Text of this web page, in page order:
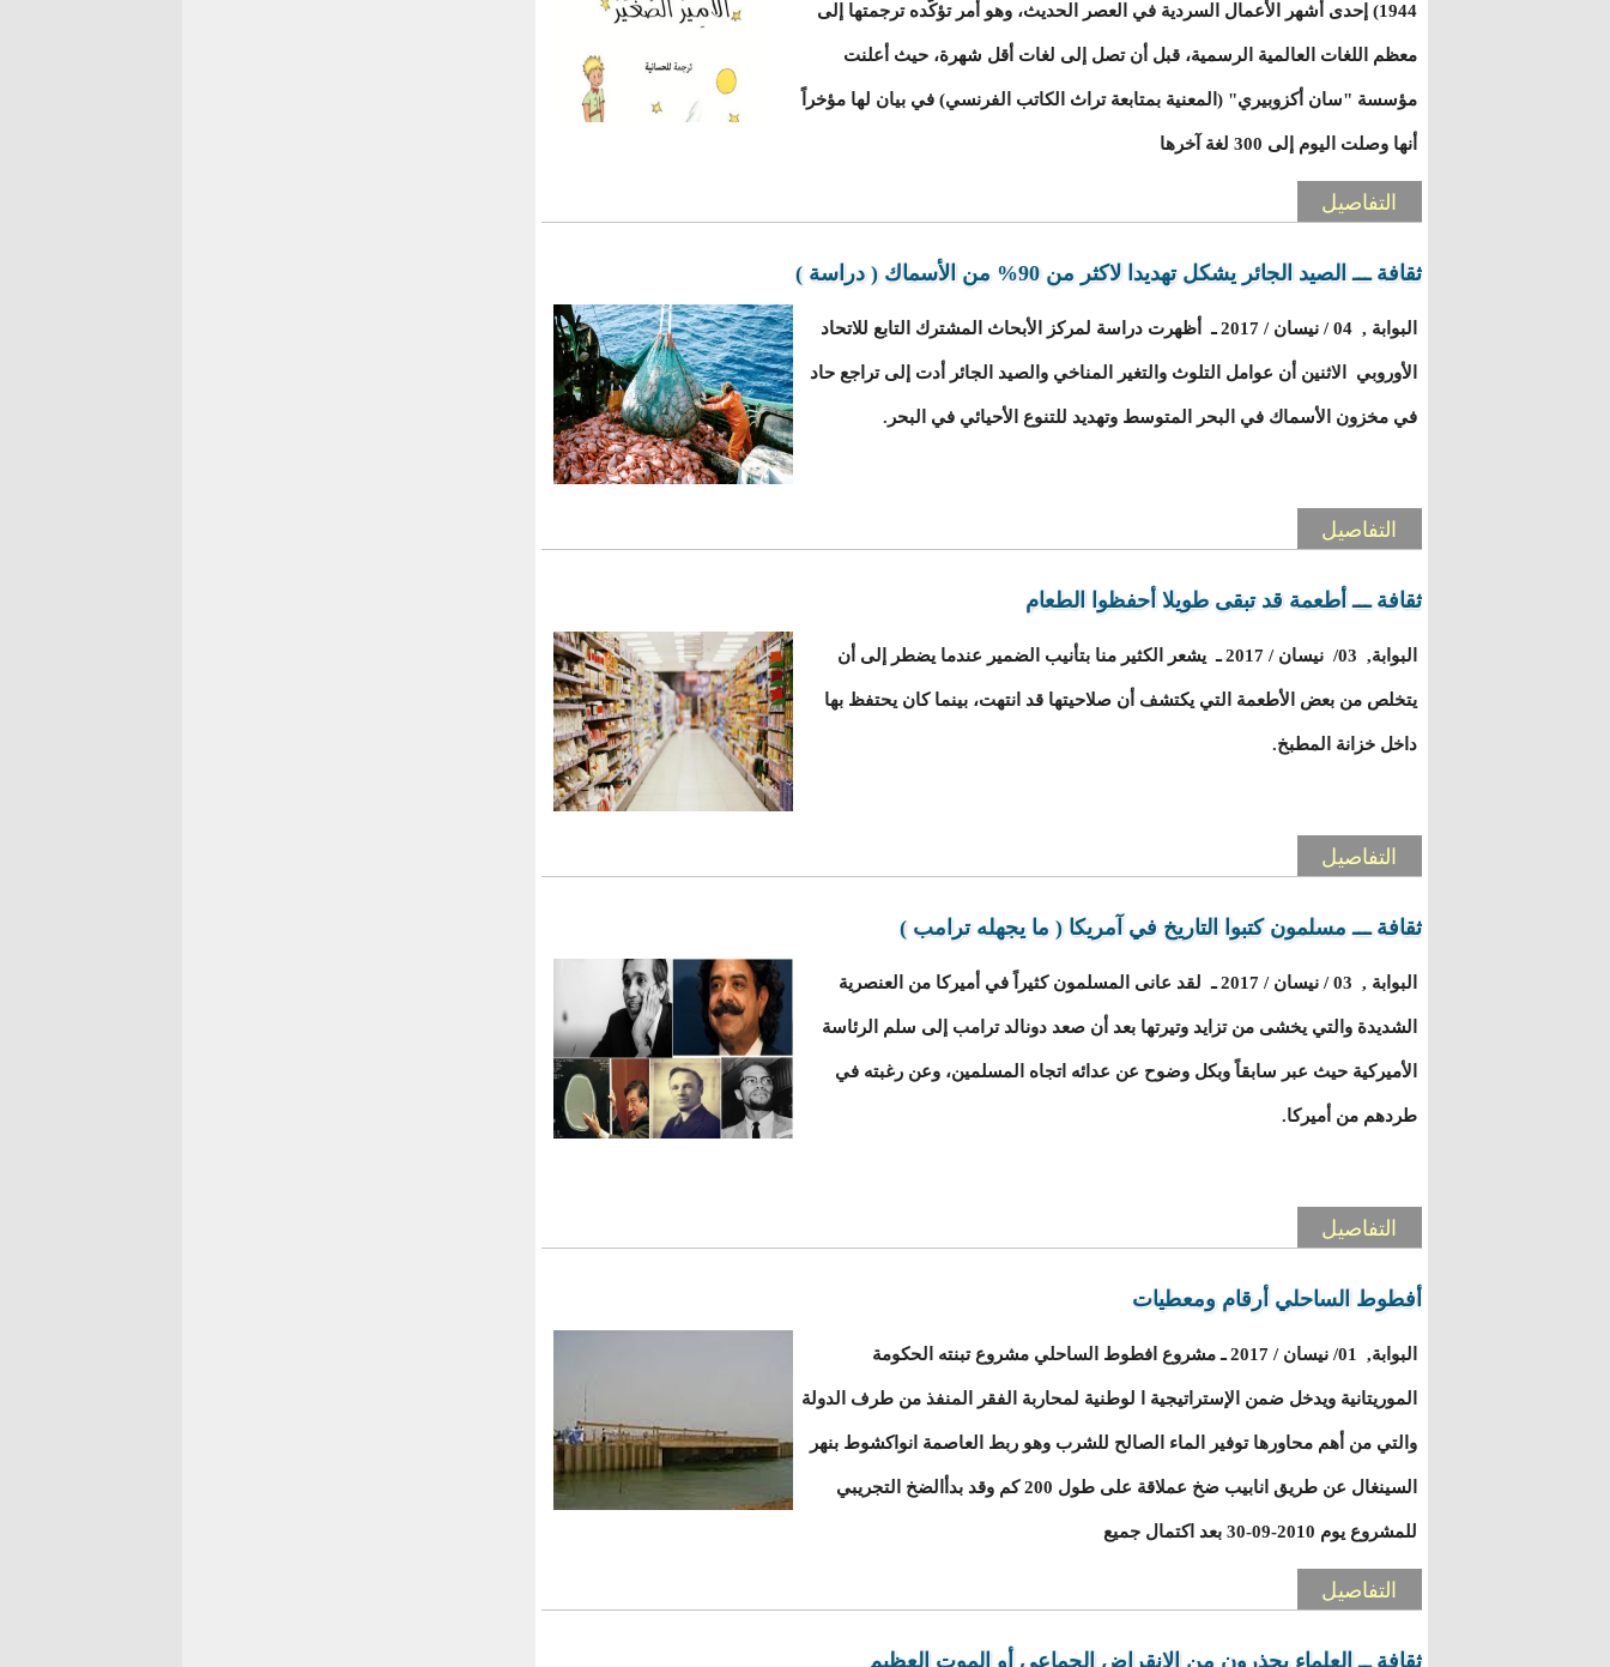
1944) إحدى أشهر الأعمال السردية في العصر الحديث، وهو أمر تؤكّده ترجمتها إلى
معظم اللغات العالمية الرسمية، قبل أن تصل إلى لغات أقل شهرة، حيث أعلنت
مؤسسة "سان أكزوبيري" (المعنية بمتابعة تراث الكاتب الفرنسي) في بيان لها مؤخراً
أنها وصلت اليوم إلى 300 لغة آخرها
التفاصيل
ثقافة ـــ الصيد الجائر يشكل تهديدا لاكثر من 90% من الأسماك ( دراسة )
البوابة , 04 / نيسان / 2017 ـ أظهرت دراسة لمركز الأبحاث المشترك التابع للاتحاد
الأوروبي الاثنين أن عوامل التلوث والتغير المناخي والصيد الجائر أدت إلى تراجع حاد
في مخزون الأسماك في البحر المتوسط وتهديد للتنوع الأحيائي في البحر.
التفاصيل
ثقافة ـــ أطعمة قد تبقى طويلا أحفظوا الطعام
البوابة, 03/ نيسان / 2017 ـ يشعر الكثير منا بتأنيب الضمير عندما يضطر إلى أن
يتخلص من بعض الأطعمة التي يكتشف أن صلاحيتها قد انتهت، بينما كان يحتفظ بها
داخل خزانة المطبخ.
التفاصيل
ثقافة ـــ مسلمون كتبوا التاريخ في آمريكا ( ما يجهله ترامب )
البوابة , 03 / نيسان / 2017 ـ لقد عانى المسلمون كثيراً في أميركا من العنصرية
الشديدة والتي يخشى من تزايد وتيرتها بعد أن صعد دونالد ترامب إلى سلم الرئاسة
الأميركية حيث عبر سابقاً وبكل وضوح عن عدائه اتجاه المسلمين، وعن رغبته في
طردهم من أميركا.
التفاصيل
أفطوط الساحلي أرقام ومعطيات
البوابة, 01/ نيسان / 2017 ـ ﻣﺸﺮﻭﻉ ﺍﻓﻄﻮﻁ ﺍﻟﺴﺎﺣﻠﻲ ﻣﺸﺮﻭﻉ ﺗﺒﻨﺘﻪ ﺍﻟﺤﻜﻮﻣﺔ
ﺍﻟﻤﻮﺭﻳﺘﺎﻧﻴﺔ ﻭﻳﺪﺧﻞ ضمن ﺍﻹﺳﺘﺮﺍﺗﻴﺠﻴﺔ ﺍ ﻟﻮﻃﻨﻴﺔ ﻟﻤﺤﺎﺭﺑﺔ ﺍﻟﻔﻘﺮ ﺍﻟﻤﻨﻔﺬ ﻣﻦ ﻃﺮﻑ ﺍﻟﺪﻭﻟﺔ
ﻭﺍﻟﺘﻲ ﻣﻦ ﺃﻫﻢ ﻣﺤﺎﻭﺭﻫﺎ ﺗﻮﻓﻴﺮ ﺍﻟﻤﺎﺀ ﺍﻟﺼﺎﻟﺢ ﻟﻠﺸﺮﺏ ﻭﻫﻮ ﺭﺑﻂ ﺍﻟﻌﺎﺻﻤﺔ ﺍﻧﻮﺍﻛﺸﻮﻁ ﺑﻨﻬﺮ
ﺍﻟﺴﻴﻨﻐﺎﻝ ﻋﻦ ﻃﺮﻳﻖ ﺍﻧﺎﺑﻴﺐ ﺿﺦ ﻋﻤﻼﻗﺔ ﻋﻠﻰ ﻃﻮﻝ 200 ﻛﻢ وقد ﺑﺪأﺍﻟﻀﺦ ﺍﻟﺘﺠﺮﻳﺒﻲ
ﻟﻠﻤﺸﺮﻭﻉ ﻳﻮﻡ 2010-09-30 ﺑﻌﺪ ﺍﻛﺘﻤﺎﻝ ﺟﻤﻴﻊ
التفاصيل
ثقافة ــ العلماء يحذرون من الانقراض الجماعي أو الموت العظيم